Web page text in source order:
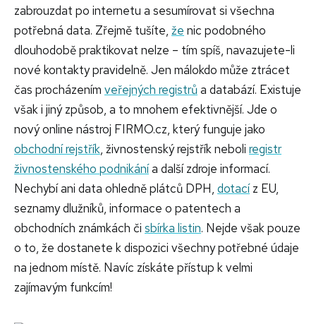
zabrouzdat po internetu a sesumírovat si všechna
potřebná data. Zřejmě tušíte, že nic podobného
dlouhodobě praktikovat nelze – tím spíš, navazujete-li
nové kontakty pravidelně. Jen málokdo může ztrácet
čas procházením veřejných registrůa databází. Existuje
však i jiný způsob, a to mnohem efektivnější. Jde o
nový online nástroj FIRMO.cz, který funguje jako
obchodní rejstřík, živnostenský rejstřík neboli registr
živnostenského podnikánía další zdroje informací.
Nechybí ani data ohledně plátců DPH, dotacíz EU,
seznamy dlužníků, informace o patentech a
obchodních známkách či sbírka listin. Nejde však pouze
o to, že dostanete k dispozici všechny potřebné údaje
na jednom místě. Navíc získáte přístup k velmi
zajímavým funkcím!